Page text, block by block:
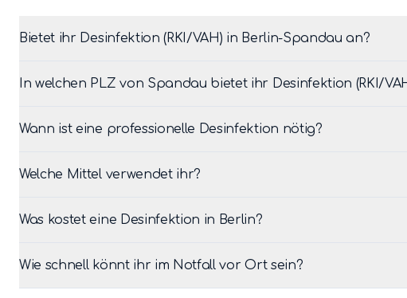
Bietet ihr Desinfektion (RKI/VAH) in Berlin-Spandau an?
In welchen PLZ von Spandau bietet ihr Desinfektion (RKI/
Wann ist eine professionelle Desinfektion nötig?
Welche Mittel verwendet ihr?
Was kostet eine Desinfektion in Berlin?
Wie schnell könnt ihr im Notfall vor Ort sein?